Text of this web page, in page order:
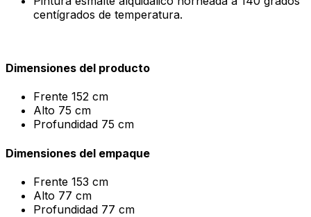
centígrados de temperatura.
Dimensiones del producto
Frente 152 cm
Alto 75 cm
Profundidad 75 cm
Dimensiones del empaque
Frente 153 cm
Alto 77 cm
Profundidad 77 cm